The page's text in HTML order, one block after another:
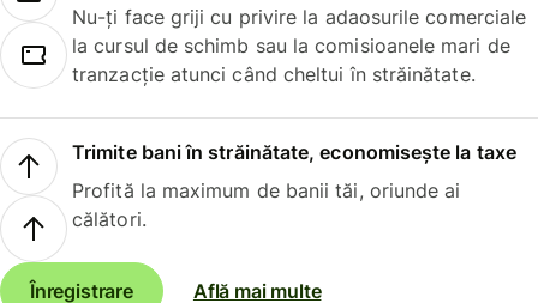
Nu-ți face griji cu privire la adaosurile comerciale
la cursul de schimb sau la comisioanele mari de
tranzacție atunci când cheltui în străinătate.
Trimite bani în străinătate, economisește la taxe
Profită la maximum de banii tăi, oriunde ai
călători.
Înregistrare Află mai multe